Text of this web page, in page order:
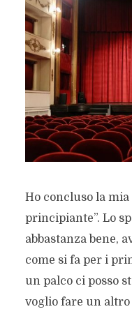
Ho concluso la
principiante”. Lo
abbastanza bene,
come si fa per i
un palco ci posso
voglio fare un